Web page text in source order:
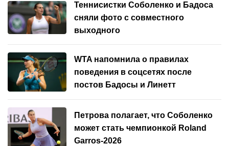
Теннисистки Соболенко и Бадоса
сняли фото с совместного
выходного
WTA напомнила о правилах
поведения в соцсетях после
постов Бадосы и Линетт
Петрова полагает, что Соболенко
может стать чемпионкой Roland
Garros-2026